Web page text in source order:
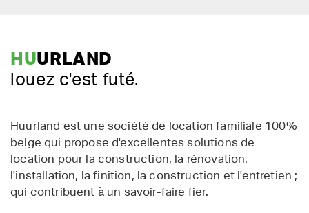
HUURLAND
louez c'est futé.
Huurland est une société de location familiale 100%
belge qui propose d'excellentes solutions de
location pour la construction, la rénovation,
l'installation, la finition, la construction et l'entretien ;
qui contribuent à un savoir-faire fier.